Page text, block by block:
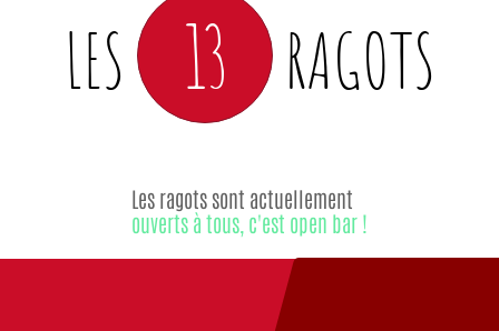
LES 13 RAGOTS
Les ragots sont actuellement
ouverts à tous, c'est open bar !